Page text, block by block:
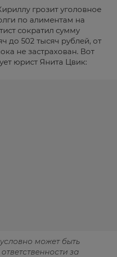
грозит уголовное
по алиментам на
сократил сумму
до 502 тысяч рублей, от
не застрахован. Вот
юрист Янита Цвик:
может быть
за